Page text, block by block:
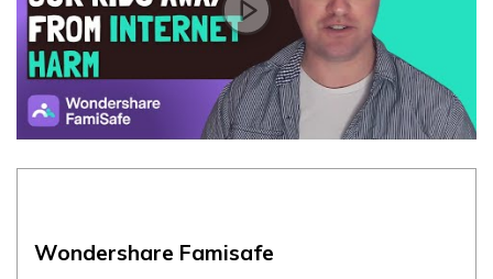
Wondershare Famisafe